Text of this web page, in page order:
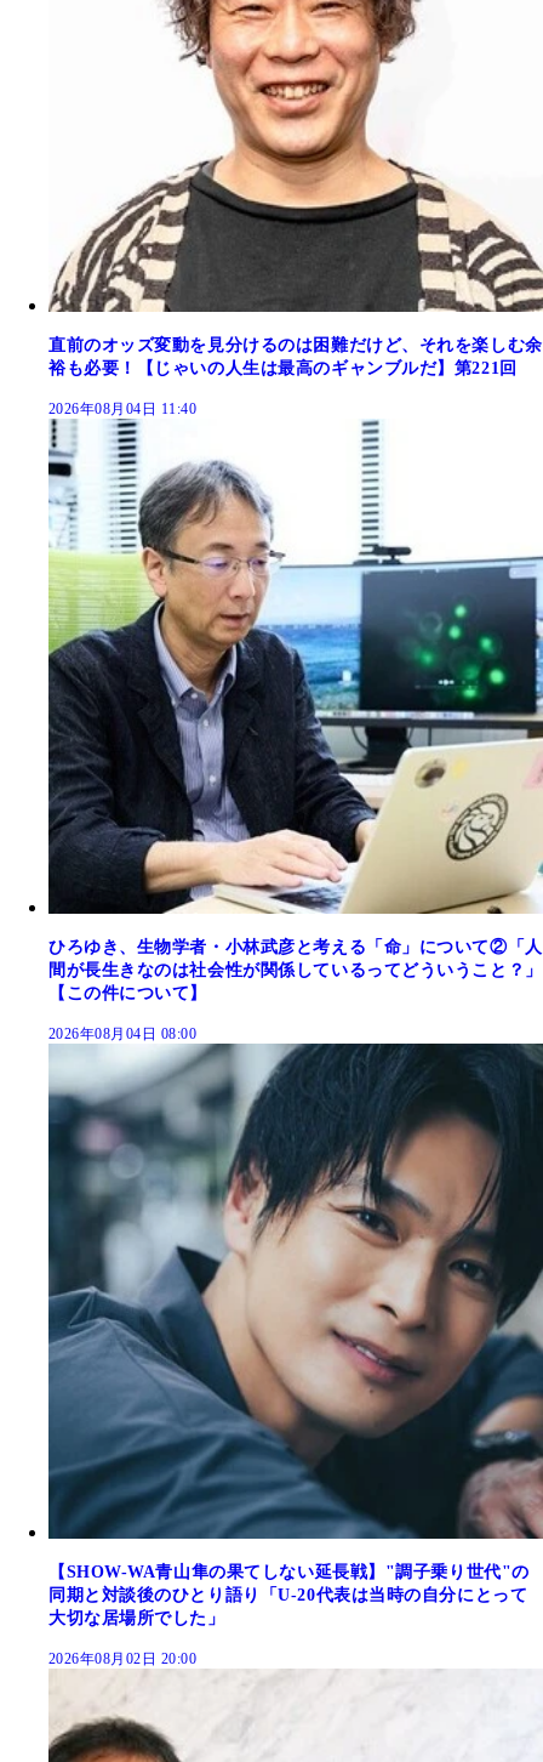
直前のオッズ変動を見分けるのは困難だけど、それを楽しむ余
裕も必要！【じゃいの人生は最高のギャンブルだ】第221回
2026年08月04日 11:40
ひろゆき、生物学者・小林武彦と考える「命」について②「人
間が長生きなのは社会性が関係しているってどういうこと？」
【この件について】
2026年08月04日 08:00
【SHOW-WA青山隼の果てしない延長戦】"調子乗り世代"の
同期と対談後のひとり語り「U-20代表は当時の自分にとって
大切な居場所でした」
2026年08月02日 20:00